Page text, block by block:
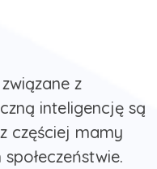
z
inteligencję są
częściej mamy